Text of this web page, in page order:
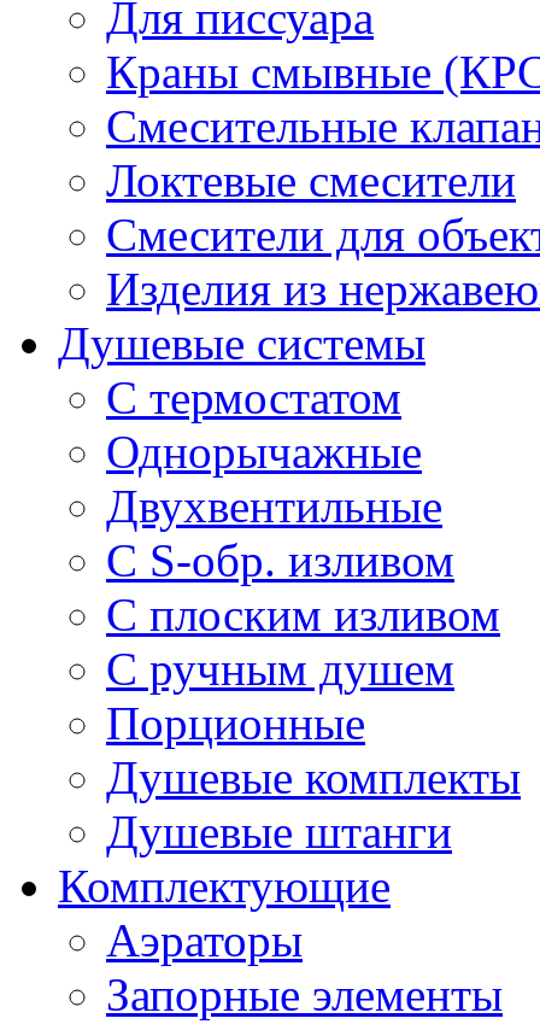
Для писсуара
Краны смывные
Смесительные
Локтевые смесители
Смесители для
Изделия из
Душевые системы
С термостатом
Однорычажные
Двухвентильные
С S-обр. изливом
С плоским изливом
С ручным душем
Порционные
Душевые комплекты
Душевые штанги
Комплектующие
Аэраторы
Запорные элементы